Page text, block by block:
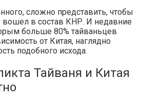
сложно представить, чтобы
вошел в состав КНР. И недавние
больше 80% тайваньцев
от Китая, наглядно
подобного исхода.
Тайваня и Китая